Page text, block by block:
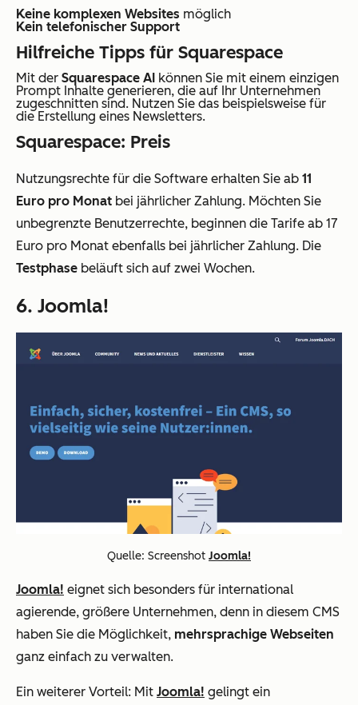
Keine komplexen Websites möglich
Kein telefonischer Support
Hilfreiche Tipps für Squarespace
Mit der Squarespace AI können Sie mit einem einzigen
Prompt Inhalte generieren, die auf Ihr Unternehmen
zugeschnitten sind. Nutzen Sie das beispielsweise für
die Erstellung eines Newsletters.
Squarespace: Preis
Nutzungsrechte für die Software erhalten Sie ab 11
Euro pro Monat bei jährlicher Zahlung. Möchten Sie
unbegrenzte Benutzerrechte, beginnen die Tarife ab 17
Euro pro Monat ebenfalls bei jährlicher Zahlung. Die
Testphase beläuft sich auf zwei Wochen.
6. Joomla!
Quelle: Screenshot Joomla!
Joomla! eignet sich besonders für international
agierende, größere Unternehmen, denn in diesem CMS
haben Sie die Möglichkeit, mehrsprachige Webseiten
ganz einfach zu verwalten.
Ein weiterer Vorteil: Mit Joomla! gelingt ein